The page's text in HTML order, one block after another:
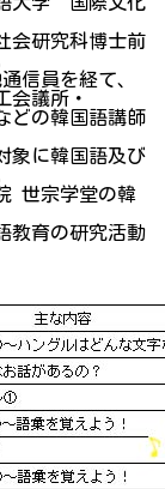
会研究科博士前
信員を経て、
会議所・
どの韓国語講師
象に韓国語及び
世宗学堂の韓
教育の研究活動